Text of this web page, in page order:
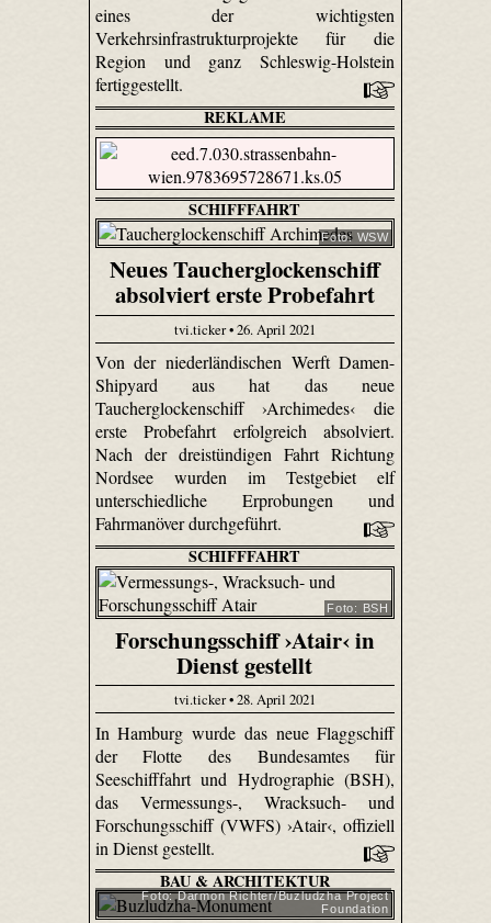
eines der wichtigsten
Verkehrsinfrastrukturprojekte für die
Region und ganz Schleswig-Holstein
fertiggestellt.
REKLAME
SCHIFFFAHRT
Foto: WSW
Neues Taucherglockenschiff
absolviert erste Probefahrt
tvi.ticker • 26. April 2021
Von der niederländischen Werft Damen-
Shipyard aus hat das neue
Taucherglockenschiff ›Archimedes‹ die
erste Probefahrt erfolgreich absolviert.
Nach der dreistündigen Fahrt Richtung
Nordsee wurden im Testgebiet elf
unterschiedliche Erprobungen und
Fahrmanöver durchgeführt.
SCHIFFFAHRT
Foto: BSH
Forschungsschiff ›Atair‹ in
Dienst gestellt
tvi.ticker • 28. April 2021
In Hamburg wurde das neue Flaggschiff
der Flotte des Bundesamtes für
Seeschifffahrt und Hydrographie (BSH),
das Vermessungs-, Wracksuch- und
Forschungsschiff (VWFS) ›Atair‹, offiziell
in Dienst gestellt.
BAU & ARCHITEKTUR
Foto: Darmon Richter/Buzludzha Project
Foundation